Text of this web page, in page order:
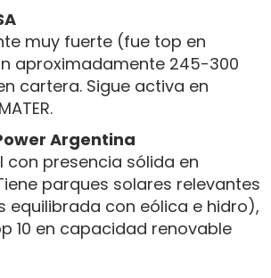
muy fuerte (fue top en
aproximadamente 245-300
cartera. Sigue activa en
Argentina
con presencia sólida en
parques solares relevantes
equilibrada con eólica e hidro),
10 en capacidad renovable